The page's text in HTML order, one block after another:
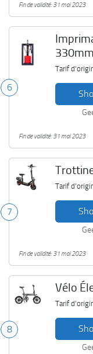
Fin de validité: 31 mai 2023
6
330mm
Tarif
Fin de validité: 31 mai 2023
7
Tarif
Fin de validité: 31 mai 2023
8
Vélo
Tarif